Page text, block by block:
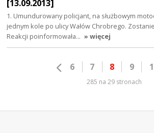
[13.09.2013]
1. Umundurowany policjant, na służbowym
jednym kole po ulicy Wałów Chrobrego.
Reakcji poinformowała… » więcej
6 7 8 9
285 na 29 stronach